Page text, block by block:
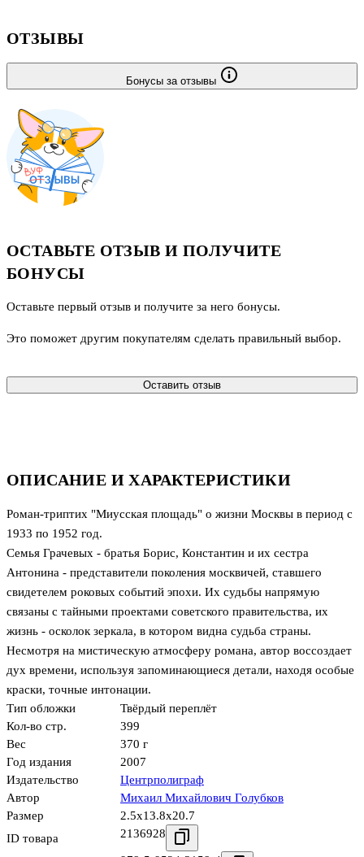
ОПИСАНИЕ И ХАРАКТЕРИСТИКИ
Роман-триптих "Миусская площадь" о жизни Москвы в период с
1933 по 1952 год.
Семья Грачевых - братья Борис, Константин и их сестра
Антонина - представители поколения москвичей, ставшего
свидетелем роковых событий эпохи. Их судьбы напрямую
связаны с тайными проектами советского правительства, их
жизнь - осколок зеркала, в котором видна судьба страны.
Несмотря на мистическую атмосферу романа, автор воссоздает
дух времени, используя запоминающиеся детали, находя особые
краски, точные интонации.
Тип обложки
Твёрдый переплёт
Кол-во стр.
399
Вес
370 г
Год издания
2007
Издательство
Центрполиграф
Автор
Михаил Михайлович Голубков
Размер
2.5x13.8x20.7
ID товара
2136928
ОТЗЫВЫ
Бонусы за отзывы
ОСТАВЬТЕ ОТЗЫВ И ПОЛУЧИТЕ
БОНУСЫ
Оставьте первый отзыв и получите за него бонусы.
Это поможет другим покупателям сделать правильный выбор.
Оставить отзыв